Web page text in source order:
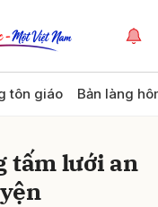
tôn giáo Bản làng
tấm lưới an